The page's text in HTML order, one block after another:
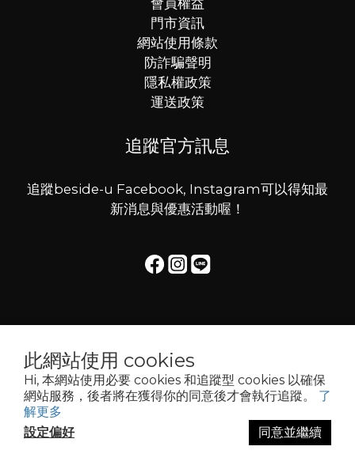
此網站使用 cookies
Hi, 本網站使用必要 cookies 和追蹤型 cookies 以確保
網站服務，後者將在獲得你的同意後才會執行追蹤。 了
解更多
設定偏好
同意並繼續
會員權益
門市資訊
網站使用條款
防詐騙聲明
隱私權政策
運送政策
追蹤官方訊息
追蹤beside-u Facebook, Instagram可以得知最
新消息與優惠活動喔！